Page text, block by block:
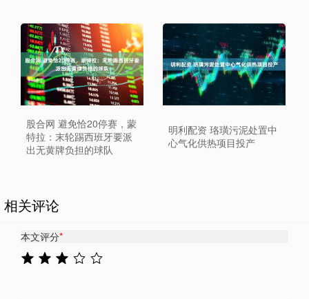
股合网 避免恰20停赛，蒙
特拉：末轮踢西班牙要派
出无黄牌负担的球队
明利配资 珞璜污泥处置中
心气化供热项目投产
相关评论
本文评分*